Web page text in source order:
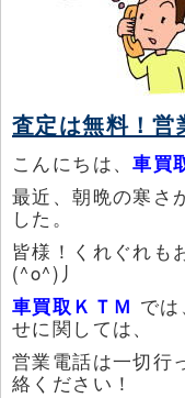
査定は無料！営
こんにちは、車買
最近、朝晩の寒さ
した。
皆様！くれぐれも
(^o^)丿
車買取ＫＴＭ で
せに関しては、
営業電話は一切行
絡ください！